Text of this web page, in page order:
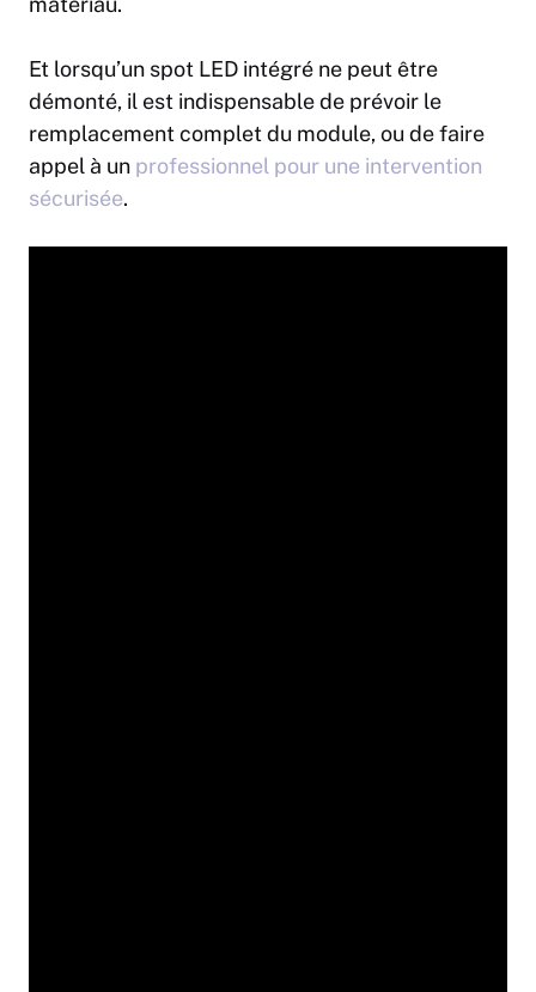
Et lorsqu’un spot LED intégré ne peut être
démonté, il est indispensable de prévoir le
remplacement complet du module, ou de faire
appel à un professionnel pour une intervention
sécurisée.